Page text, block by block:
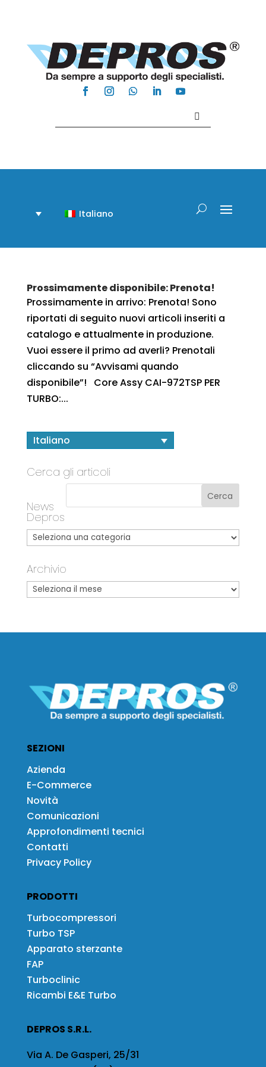
Italiano
Prossimamente disponibile: Prenota!
Prossimamente in arrivo: Prenota! Sono
riportati di seguito nuovi articoli inseriti a
catalogo e attualmente in produzione.
Vuoi essere il primo ad averli? Prenotali
cliccando su “Avvisami quando
disponibile”! Core Assy CAI-972TSP PER
TURBO:...
Italiano
Cerca gli articoli
News
Depros
Archivio
SEZIONI
Azienda
E-Commerce
Novità
Comunicazioni
Approfondimenti tecnici
Contatti
Privacy Policy
PRODOTTI
Turbocompressori
Turbo TSP
Apparato sterzante
FAP
Turboclinic
Ricambi E&E Turbo
DEPROS S.R.L.
Via A. De Gasperi, 25/31